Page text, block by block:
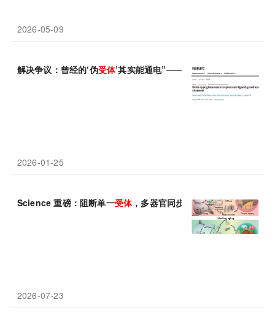
2026-05-09
解决争议：曾经的‘伪受体’其实能通电”—— δ型谷氨酸受体
2026-01-25
Science 重磅：阻断单一受体，多器官同步重回年轻状态
2026-07-23